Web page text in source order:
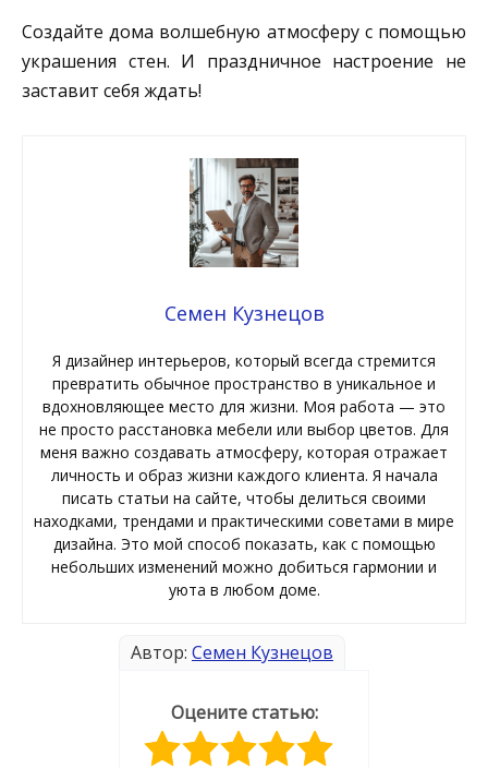
Создайте дома волшебную атмосферу с помощью
украшения стен. И праздничное настроение не
заставит себя ждать!
Семен Кузнецов
Я дизайнер интерьеров, который всегда стремится
превратить обычное пространство в уникальное и
вдохновляющее место для жизни. Моя работа — это
не просто расстановка мебели или выбор цветов. Для
меня важно создавать атмосферу, которая отражает
личность и образ жизни каждого клиента. Я начала
писать статьи на сайте, чтобы делиться своими
находками, трендами и практическими советами в мире
дизайна. Это мой способ показать, как с помощью
небольших изменений можно добиться гармонии и
уюта в любом доме.
Автор: Семен Кузнецов
Оцените статью: